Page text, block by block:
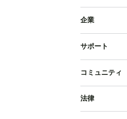
企業
サポート
コミュニティ
法律